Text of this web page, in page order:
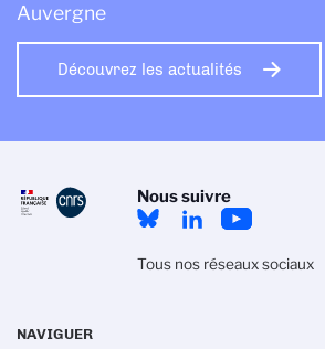
Auvergne
Découvrez les actualités
Nous suivre
Tous nos réseaux sociaux
NAVIGUER